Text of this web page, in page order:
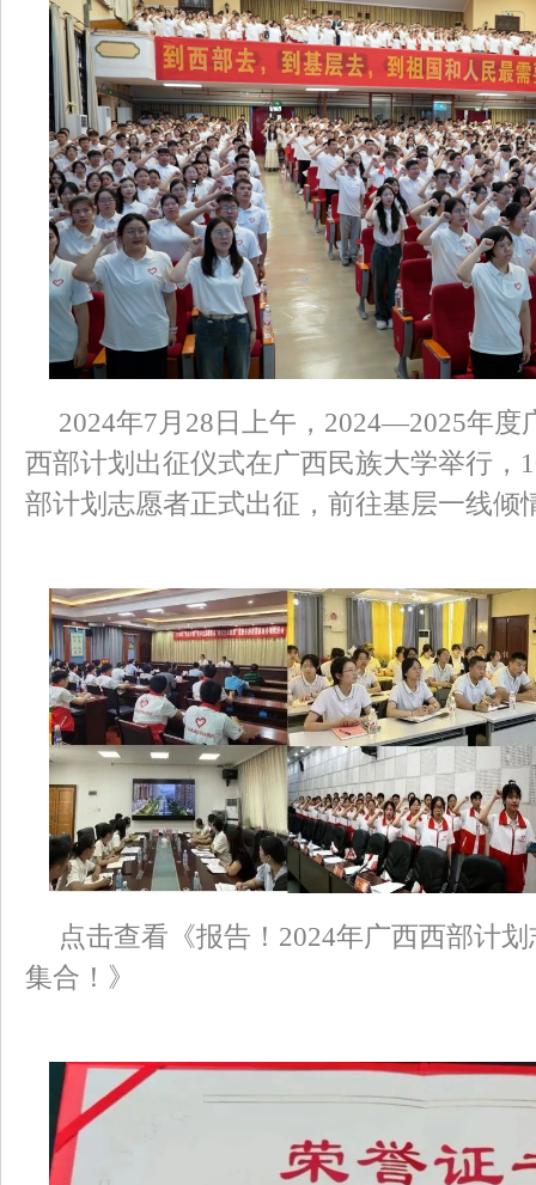
2024年7月28日上午，2024—2025年度
西部计划出征仪式在广西民族大学举行，
部计划志愿者正式出征，前往基层一线倾
点击查看《报告！2024年广西西部计
集合！》